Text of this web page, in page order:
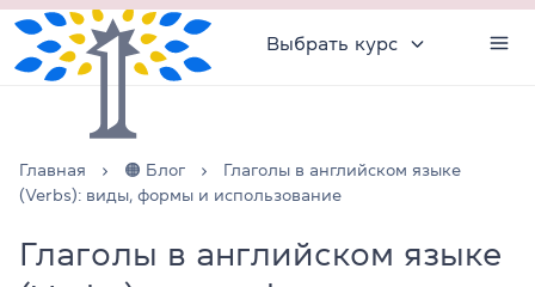
Выбрать курс
Главная 🟠 Блог
Глаголы в английском языке
(Verbs): виды, формы и использование
Глаголы в английском языке